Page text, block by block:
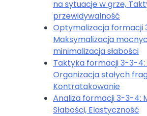
na sytuacje w grze,
przewidywalność
Optymalizacja formacji
Maksymalizacja
minimalizacja słabości
Taktyka formacji 3-3-4:
Organizacja stałych
Kontratakowanie
Analiza formacji 3-3-4:
Słabości, Elastyczność